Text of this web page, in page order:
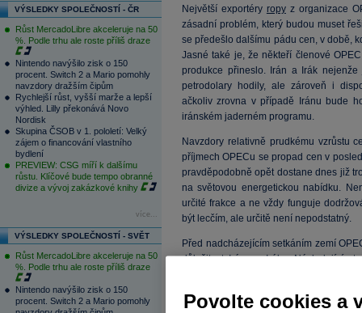
VÝSLEDKY SPOLEČNOSTÍ - ČR
Růst MercadoLibre akceleruje na 50
%. Podle trhu ale roste příliš draze
Nintendo navýšilo zisk o 150
procent. Switch 2 a Mario pomohly
navzdory dražším čipům
Rychlejší růst, vyšší marže a lepší
výhled. Lilly překonává Novo
Nordisk
Skupina ČSOB v 1. pololetí: Velký
zájem o financování vlastního
bydlení
PREVIEW: CSG míří k dalšímu
růstu. Klíčové bude tempo obranné
divize a vývoj zakázkové knihy
více...
VÝSLEDKY SPOLEČNOSTÍ - SVĚT
Růst MercadoLibre akceleruje na 50
%. Podle trhu ale roste příliš draze
Nintendo navýšilo zisk o 150
procent. Switch 2 a Mario pomohly
Největší exportéry ropyz organizace
zásadní problém, který budou muset
se předešlo dalšímu pádu cen, v době,
Jasné také je, že někteří členové
produkce přineslo. Irán a Irák
petrodolary hodily, ale zároveň i
ačkoliv zrovna v případě Iránu bude
iránském jaderném programu.
Navzdory relativně prudkému vzrůstu
příjmech OPECu se propad cen v
pravděpodobně opět dostane dnes již
na světovou energetickou nabídku.
určité frakce a ne vždy funguje
být lecčím, ale určitě není nepodstatný.
Před nadcházejícím setkáním zemí
důležitost Iránu a Iráku. Následující
Povolte cookies a